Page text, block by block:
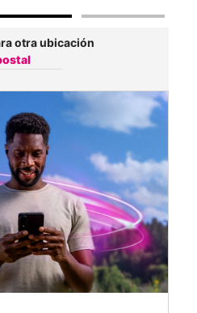
otra ubicación